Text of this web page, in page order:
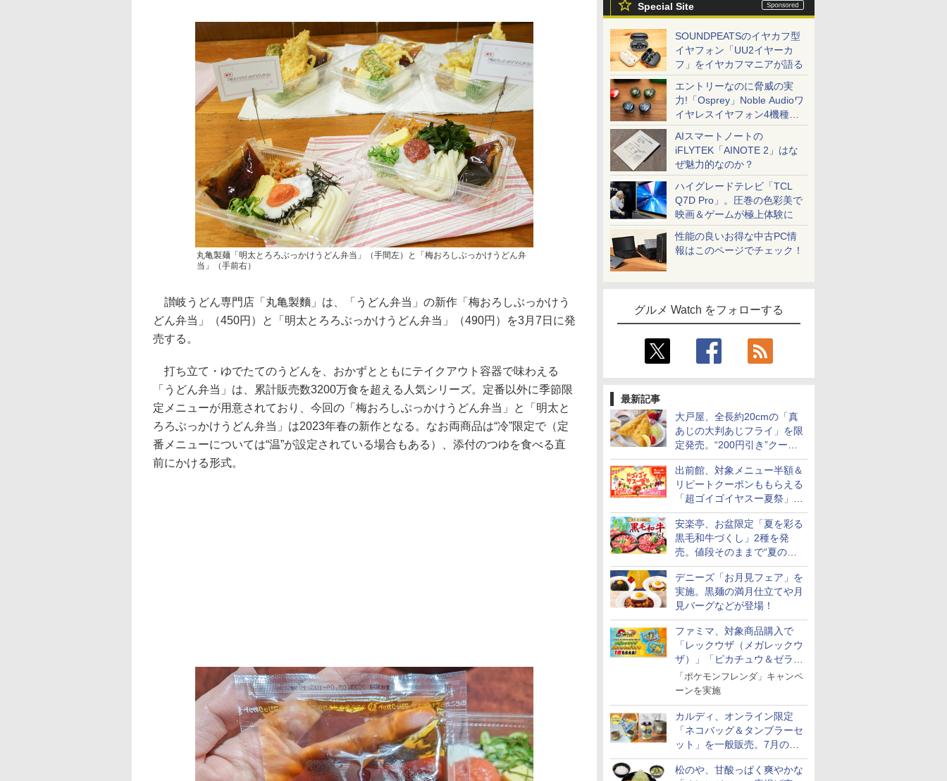
Special Site
SOUNDPEATSのイヤカフ型
イヤフォン「UU2イヤーカ
フ」をイヤカフマニアが語る
エントリーなのに脅威の実
力!「Osprey」Noble Audioワ
イヤレスイヤフォン4機種を
一気に聴く
AIスマートノートの
iFLYTEK「AINOTE 2」はな
ぜ魅力的なのか？
ハイグレードテレビ「TCL
Q7D Pro」。圧巻の色彩美で
映画＆ゲームが極上体験に
性能の良いお得な中古PC情
報はこのページでチェック！
グルメ Watch をフォローする
最新記事
大戸屋、全長約20cmの「真
あじの大判あじフライ」を限
定発売。“200円引き”クーポ
ンも配信
出前館、対象メニュー半額＆
リピートクーポンももらえる
「超ゴイゴイヤスー夏祭」を
実施
安楽亭、お盆限定「夏を彩る
黒毛和牛づくし」2種を発
売。値段そのままで“夏の巻
き野菜”付き
デニーズ「お月見フェア」を
実施。黒麺の満月仕立てや月
見バーグなどが登場！
ファミマ、対象商品購入で
「レックウザ（メガレックウ
ザ）」「ピカチュウ＆ゼラオ
ラ」のフレンダピックがもら
える！
「ポケモンフレンダ」キャンペ
ーンを実施
カルディ、オンライン限定
「ネコバッグ＆タンブラーセ
ット」を一般販売。7月の抽
選販売の当選無効分
松のや、甘酸っぱく爽やかな
丸亀製麺「明太とろろぶっかけうどん弁当」（手間左）と「梅おろしぶっかけうどん弁
当」（手前右）
讃岐うどん専門店「丸亀製麵」は、「うどん弁当」の新作「梅おろしぶっかけう
どん弁当」（450円）と「明太とろろぶっかけうどん弁当」（490円）を3月7日に発
売する。
打ち立て・ゆでたてのうどんを、おかずとともにテイクアウト容器で味わえる
「うどん弁当」は、累計販売数3200万食を超える人気シリーズ。定番以外に季節限
定メニューが用意されており、今回の「梅おろしぶっかけうどん弁当」と「明太と
ろろぶっかけうどん弁当」は2023年春の新作となる。なお両商品は“冷”限定で（定
番メニューについては“温”が設定されている場合もある）、添付のつゆを食べる直
前にかける形式。